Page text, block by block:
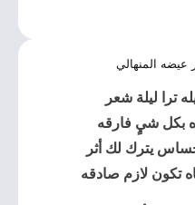
عيضه المنهالي
ترا ليلة شعر
بكل شيٍ فارقه
يترك لك أثر
تكون لازم صادقه